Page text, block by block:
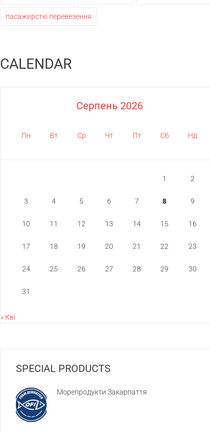
пасажирсткі перевезення
CALENDAR
Серпень 2026
Пн Вт Ср Чт Пт Сб Нд
1 2
3 4 5 6 7 8 9
10 11 12 13 14 15 16
17 18 19 20 21 22 23
24 25 26 27 28 29 30
31
« Кві
SPECIAL PRODUCTS
Морепродукти Закарпаття